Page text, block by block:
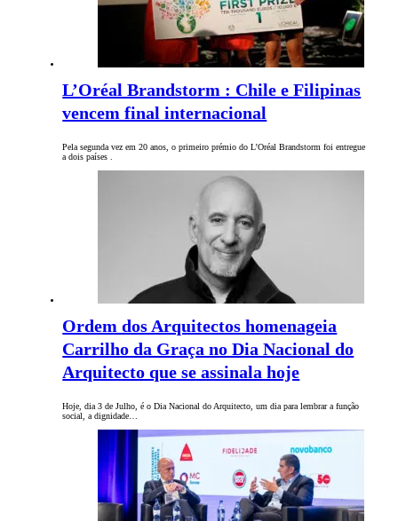
L’Oréal Brandstorm : Chile e Filipinas
vencem final internacional
Pela segunda vez em 20 anos, o primeiro prémio do L’Oréal Brandstorm foi entregue
a dois países .
Ordem dos Arquitectos homenageia
Carrilho da Graça no Dia Nacional do
Arquitecto que se assinala hoje
Hoje, dia 3 de Julho, é o Dia Nacional do Arquitecto, um dia para lembrar a função
social, a dignidade…